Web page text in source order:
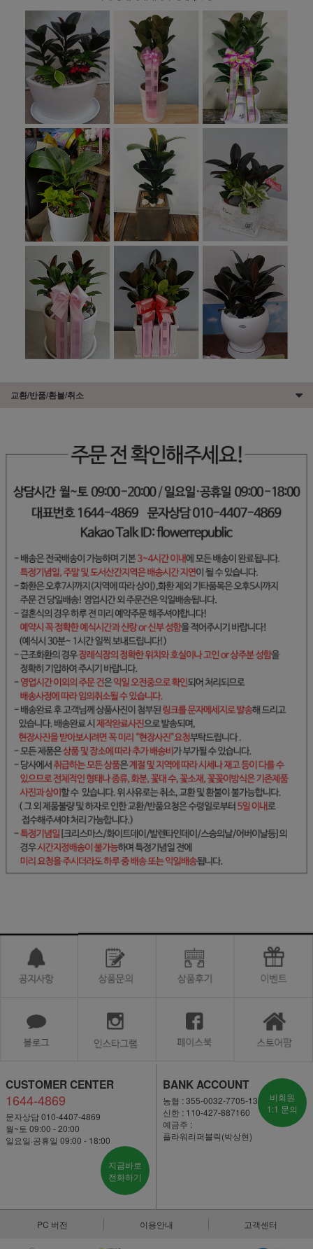
교환/반품/환불/취소
CUSTOMER CENTER
1644-4869
문자상담 010-4407-4869
월~토 09:00 - 20:00
일요일·공휴일 09:00 - 18:00
지금바로
전화하기
BANK ACCOUNT
농협 : 355-0032-7705-13
신한 : 110-427-887160
예금주 :
플라워리퍼블릭(박상현)
비회원
1:1 문의
PC 버전 이용안내 고객센터